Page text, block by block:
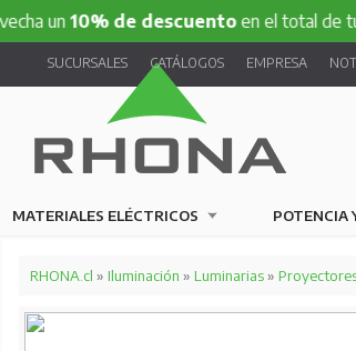
un10% de descuentoen el total de tu
SUCURSALES CATÁLOGOS EMPRESA
MATERIALES ELÉCTRICOS POTENCIA
RHONA.cl » Iluminación » Luminarias»